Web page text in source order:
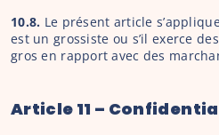
10.8. Le présent article
est un grossiste ou s’il exerce
gros en rapport avec des
Article 11 –